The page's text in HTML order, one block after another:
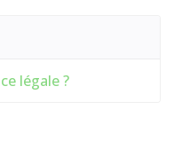
légale ?